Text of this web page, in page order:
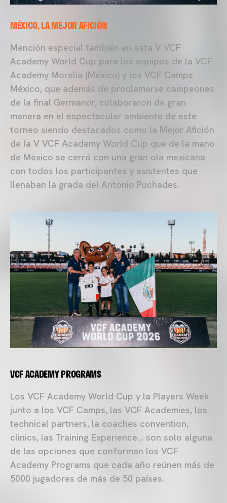
MÉXICO, LA MEJOR AFICIÓN
Mención especial también en esta V VCF
Academy World Cup para los equipos de la VCF
Academy Morelia (México) y los VCF Camps
México, que además de proclamarse campeones
de la final Germanor, colaboraron de gran
manera en el espectacular ambiente de este
torneo siendo destacados como la Mejor Afición
de la V VCF Academy World Cup que de la mano
de México se cerró con una gran ola mexicana
con todos los participantes y asistentes que
llenaban la grada del Antonio Puchades.
VCF ACADEMY PROGRAMS
Los VCF Academy World Cup y la Players Week
junto a los VCF Camps, las VCF Academies, los
technical partners, la coaches convention,
clinics, las Training Experience... son solo alguna
de las opciones que conforman los VCF
Academy Programs que cada año reúnen más de
5000 jugadores de más de 50 países.